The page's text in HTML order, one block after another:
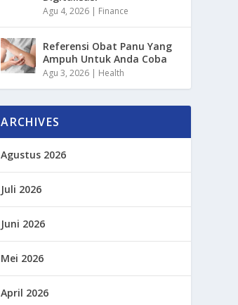
Agu 4, 2026 | Finance
Referensi Obat Panu Yang
Ampuh Untuk Anda Coba
Agu 3, 2026 | Health
ARCHIVES
Agustus 2026
Juli 2026
Juni 2026
Mei 2026
April 2026